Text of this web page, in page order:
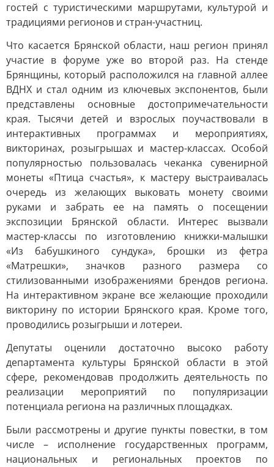
гостей с туристическими маршрутами, культурой и
традициями регионов и стран-участниц.
Что касается Брянской области, наш регион принял
участие в форуме уже во второй раз. На стенде
Брянщины, который расположился на главной аллее
ВДНХ и стал одним из ключевых экспонентов, были
представлены основные достопримечательности
края. Тысячи детей и взрослых поучаствовали в
интерактивных программах и мероприятиях,
викторинах, розыгрышах и мастер-классах. Особой
популярностью пользовалась чеканка сувенирной
монеты «Птица счастья», к мастеру выстраивалась
очередь из желающих выковать монету своими
руками и забрать ее на память о посещении
экспозиции Брянской области. Интерес вызвали
мастер-классы по изготовлению книжки-мaлышки
«Из бабушкиного сундука», брошки из фетра
«Матрешки», значков разного размера со
стилизованными изображениями брендов региона.
На интерактивном экране все желающие проходили
викторину по истории Брянского края. Кроме того,
проводились розыгрыши и лотереи.
Депутаты оценили достаточно высоко работу
департамента культуры Брянской области в этой
сфере, рекомендовав продолжить деятельность по
реализации мероприятий по популяризации
потенциала региона на различных площадках.
Были рассмотрены и другие пункты повестки, в том
числе – исполнение государственных программ,
национальных и региональных проектов по